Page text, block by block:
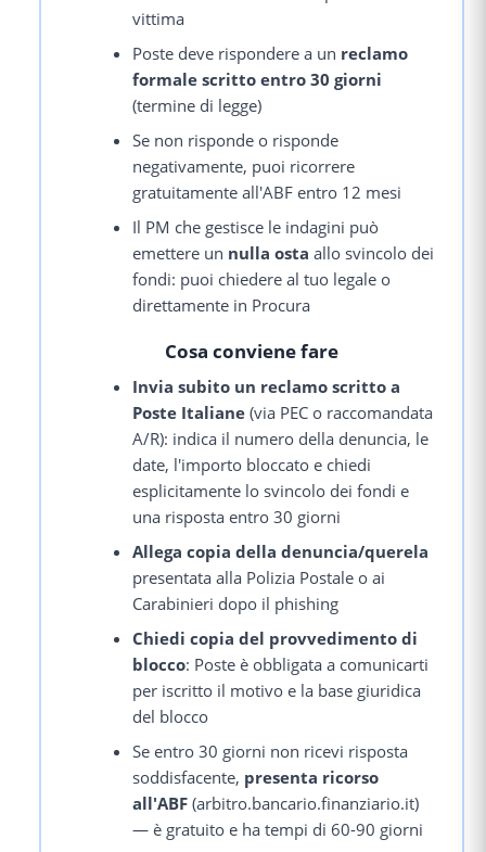
vittima
Poste deve rispondere a un reclamo
formale scritto entro 30 giorni
(termine di legge)
Se non risponde o risponde
negativamente, puoi ricorrere
gratuitamente all'ABF entro 12 mesi
Il PM che gestisce le indagini può
emettere un nulla osta allo svincolo dei
fondi: puoi chiedere al tuo legale o
direttamente in Procura
Cosa conviene fare
Invia subito un reclamo scritto a
Poste Italiane (via PEC o raccomandata
A/R): indica il numero della denuncia, le
date, l'importo bloccato e chiedi
esplicitamente lo svincolo dei fondi e
una risposta entro 30 giorni
Allega copia della denuncia/querela
presentata alla Polizia Postale o ai
Carabinieri dopo il phishing
Chiedi copia del provvedimento di
blocco: Poste è obbligata a comunicarti
per iscritto il motivo e la base giuridica
del blocco
Se entro 30 giorni non ricevi risposta
soddisfacente, presenta ricorso
all'ABF (arbitro.bancario.finanziario.it)
— è gratuito e ha tempi di 60-90 giorni